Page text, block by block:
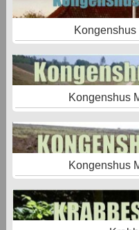
Kongenshus
Kongenshus